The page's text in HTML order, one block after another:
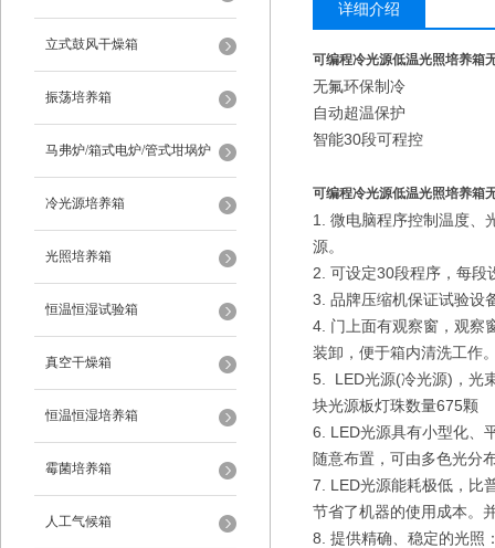
立式鼓风干燥箱
振荡培养箱
马弗炉/箱式电炉/管式坩埚炉
冷光源培养箱
光照培养箱
恒温恒湿试验箱
真空干燥箱
恒温恒湿培养箱
霉菌培养箱
人工气候箱
详细介绍
可编程冷光源低温光照培养箱
无氟环保制冷
自动超温保护
智能30段可程控
可编程冷光源低温光照培养箱
1. 微电脑程序控制温度、
源。
2. 可设定30段程序，每段
3. 品牌压缩机保证试验设
4. 门上面有观察窗，观察
装卸，便于箱内清洗工作
5. LED光源(冷光源)，光
块光源板灯珠数量675颗
6. LED光源具有小型化、
随意布置，可由多色光分
7. LED光源能耗极低，比
节省了机器的使用成本。
8. 提供精确、稳定的光照